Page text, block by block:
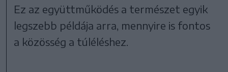
Ez az együttműködés a természet egyik
legszebb példája arra, mennyire is fontos
a közösség a túléléshez.